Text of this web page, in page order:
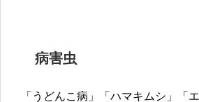
病害虫
「うどんこ病」「ハマキムシ」「